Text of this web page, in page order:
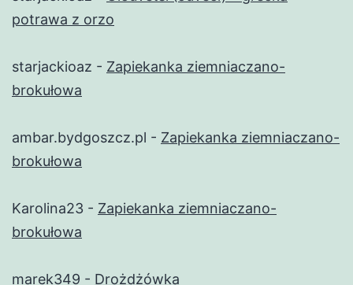
potrawa z orzo
starjackioaz - Zapiekanka ziemniaczano-
brokułowa
ambar.bydgoszcz.pl - Zapiekanka ziemniaczano-
brokułowa
Karolina23 - Zapiekanka ziemniaczano-
brokułowa
marek349 - Drożdżówka